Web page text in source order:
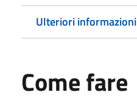
Ulteriori informazioni
Come fare